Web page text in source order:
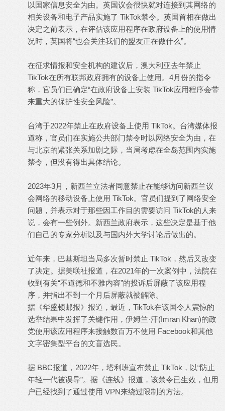
以国家信息安全为由。英国议会很快就对连接到其网络的
相关设备和电子产品实施了 TikTok禁令。英国首相在做出
决定之前表示，在评估该应用程序在政府设备上的使用情
况时，英国将“也会关注我们的盟友正在做什么”。
在征求情报和安全机构的建议后，澳大利亚去年禁止
TikTok在所有联邦政府拥有的设备上使用。4月份的指令
称，官员们已确定“在政府设备上安装 TikTok应用程序会带
来重大的保护性安全风险”。
台湾于2022年禁止在政府设备上使用 TikTok。台湾媒体报
道称，官员们在实施公共部门禁令时以网络安全为由，在
与北京的紧张关系加剧之际，当局考虑在全岛范围内实施
禁令，但没有得出具体结论。
2023年3月，新西兰立法者同意禁止在能够访问新西兰议
会网络的移动设备上使用 TikTok。官员们提到了网络安全
问题，并表示对于那些因工作目的需要访问 TikTok的人来
说，会有一些例外。新西兰政府表示，这些决定是基于他
们自己的专家分析以及与国内外大学讨论后做出的。
近年来，巴基斯坦当局多次暂时禁止 TikTok，然后又改变
了决定。据美联社报道，在2021年的一次案例中，法院在
收到有关“不道德和不雅内容”的投诉后屏蔽了该应用程
序，并指出不到一个月后屏蔽就被解除。
据《华盛顿邮报》报道，最近，TikTok在该国令人震惊的
选举结果中发挥了关键作用，伊姆兰·汗(Imran Khan)的政
党使用该应用程序来接触数百万不使用 Facebook和其他
文字密集型平台的文盲选民。
据 BBC报道，2022年，塔利班宣布禁止 TikTok，以“防止
年轻一代被误导”。据《连线》报道，该禁令已生效，但用
户已经找到了通过使用 VPN来绕过限制的方法。